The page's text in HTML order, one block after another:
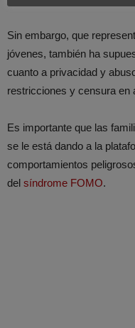
Sin embargo, que
jóvenes, también ha
cuanto a privacidad y
restricciones y censura en
Es importante que las
se le está dando a la
comportamientos
del síndrome FOMO.